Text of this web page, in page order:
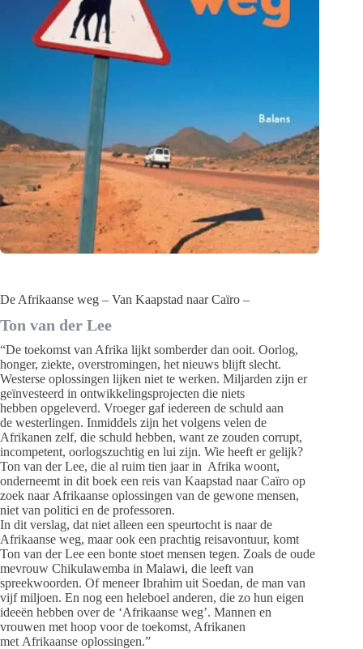
De Afrikaanse weg – Van Kaapstad naar Caïro –
Ton van der Lee
“De toekomst van Afrika lijkt somberder dan ooit. Oorlog,
honger, ziekte, overstromingen, het nieuws blijft slecht.
Westerse oplossingen lijken niet te werken. Miljarden zijn er
geïnvesteerd in ontwikkelingsprojecten die niets
hebben opgeleverd. Vroeger gaf iedereen de schuld aan
de westerlingen. Inmiddels zijn het volgens velen de
Afrikanen zelf, die schuld hebben, want ze zouden corrupt,
incompetent, oorlogszuchtig en lui zijn. Wie heeft er gelijk?
Ton van der Lee, die al ruim tien jaar in Afrika woont,
onderneemt in dit boek een reis van Kaapstad naar Caïro op
zoek naar Afrikaanse oplossingen van de gewone mensen,
niet van politici en de professoren.
In dit verslag, dat niet alleen een speurtocht is naar de
Afrikaanse weg, maar ook een prachtig reisavontuur, komt
Ton van der Lee een bonte stoet mensen tegen. Zoals de oude
mevrouw Chikulawemba in Malawi, die leeft van
spreekwoorden. Of meneer Ibrahim uit Soedan, de man van
vijf miljoen. En nog een heleboel anderen, die zo hun eigen
ideeën hebben over de ‘Afrikaanse weg’. Mannen en
vrouwen met hoop voor de toekomst, Afrikanen
met Afrikaanse oplossingen.”